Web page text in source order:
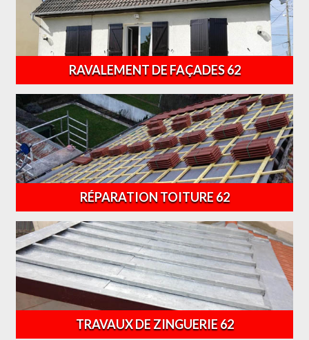
RAVALEMENT DE FAÇADES 62
RÉPARATION TOITURE 62
TRAVAUX DE ZINGUERIE 62